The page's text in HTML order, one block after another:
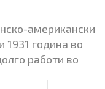
американски
1931 година во
работи во